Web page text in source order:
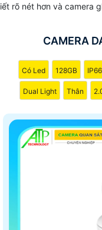
rõ nét hơn và camera
CAMERA
Có Led 128GB IP66
Dual Light Thân